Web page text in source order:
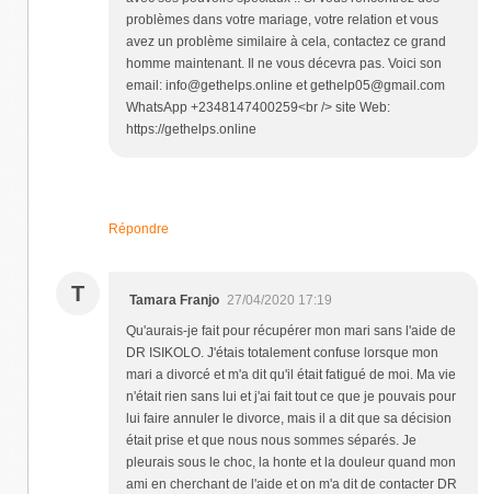
problèmes dans votre mariage, votre relation et vous
avez un problème similaire à cela, contactez ce grand
homme maintenant. Il ne vous décevra pas. Voici son
email: info@gethelps.online et gethelp05@gmail.com
WhatsApp +2348147400259<br /> site Web:
https://gethelps.online
Répondre
T Tamara Franjo 27/04/2020 17:19
Qu'aurais-je fait pour récupérer mon mari sans l'aide de
DR ISIKOLO. J'étais totalement confuse lorsque mon
mari a divorcé et m'a dit qu'il était fatigué de moi. Ma vie
n'était rien sans lui et j'ai fait tout ce que je pouvais pour
lui faire annuler le divorce, mais il a dit que sa décision
était prise et que nous nous sommes séparés. Je
pleurais sous le choc, la honte et la douleur quand mon
ami en cherchant de l'aide et on m'a dit de contacter DR